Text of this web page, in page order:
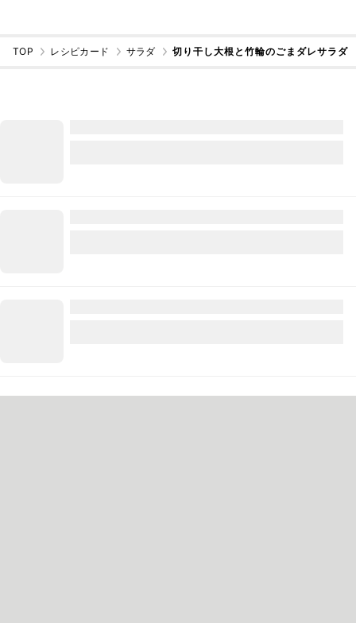
TOP レシピカード サラダ 切り干し大根と竹輪のごまダレサラダ